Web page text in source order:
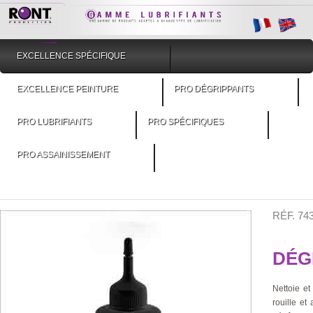
EXCELLENCE SPÉCIFIQUE
EXCELLENCE PEINTURE PRO DÉGRIPPANTS
PRO LUBRIFIANTS PRO SPÉCIFIQUES
PRO ASSAINISSEMENT
RÉF.
Nettoie
rouille et